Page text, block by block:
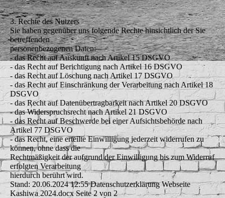
3. Rechte des Nutzers
Sie haben gegenüber uns folgende Rechte hinsichtlich der Sie
betreffenden
personenbezogenen Daten:
- das Recht auf Auskunft nach Artikel 15 DSGVO
- das Recht auf Berichtigung nach Artikel 16 DSGVO
- das Recht auf Löschung nach Artikel 17 DSGVO
- das Recht auf Einschränkung der Verarbeitung nach Artikel 18
DSGVO
- das Recht auf Datenübertragbarkeit nach Artikel 20 DSGVO
- das Widerspruchsrecht nach Artikel 21 DSGVO
- das Recht auf Beschwerde bei einer Aufsichtsbehörde nach
Artikel 77 DSGVO
- das Recht, eine erteilte Einwilligung jederzeit widerrufen zu
können, ohne dass die
Rechtmäßigkeit der aufgrund der Einwilligung bis zum Widerruf
erfolgten Verarbeitung
hierdurch berührt wird.
Stand: 20.06.2024 12:55 Datenschutzerklärung Webseite
Kashiwa 2024.docx Seite 2 von 2